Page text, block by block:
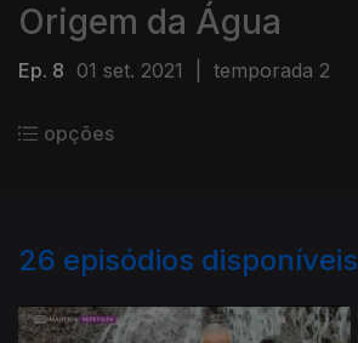
Origem da Água
Ep. 8 01 set. 2021 temporada 2
opções
26 episódios disponíveis